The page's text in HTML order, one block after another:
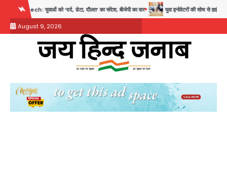
content
को ‘दर्द, डेटा, दौलत’ का संदेश, बीजेपी का वार युवा इनोवेटरों की सोच से हाईटेक होगी दिल्ली पुलिस
August 9, 2026